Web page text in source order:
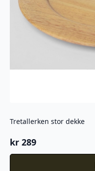
Tretallerken stor dekke
kr 289